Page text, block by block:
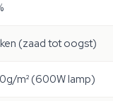
(zaad tot oogst)
m² (600W lamp)